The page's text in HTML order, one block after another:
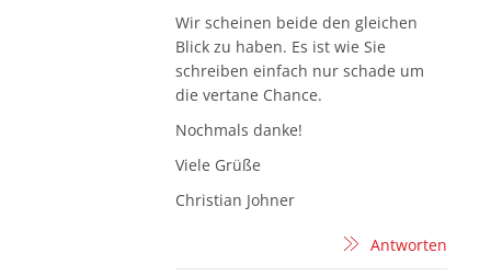
Wir scheinen beide den gleichen
Blick zu haben. Es ist wie Sie
schreiben einfach nur schade um
die vertane Chance.
Nochmals danke!
Viele Grüße
Christian Johner
Antworten